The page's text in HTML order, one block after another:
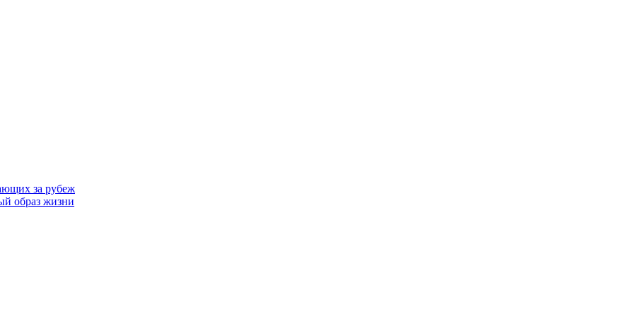
за рубеж
образ жизни